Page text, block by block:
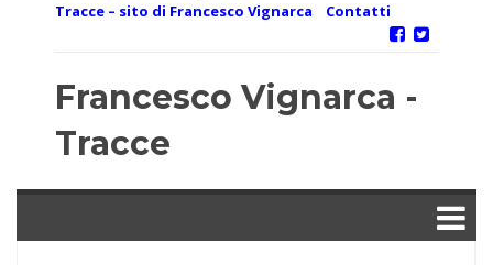
Tracce – sito di Francesco Vignarca
Contatti
Francesco Vignarca -
Tracce